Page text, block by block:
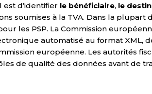
est d’identifier le bénéficiaire, le
soumises à la TVA. Dans la plupart
les PSP. La Commission
automatisé au format XML,
européenne. Les autorités
de qualité des données avant de